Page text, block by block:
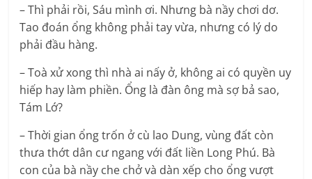
– Thì phải rồi, Sáu mình ơi. Nhưng bà nầy chơi dơ.
Tao đoán ổng không phải tay vừa, nhưng có lý do
phải đầu hàng.
– Toà xử xong thì nhà ai nấy ở, không ai có quyền uy
hiếp hay làm phiền. Ổng là đàn ông mà sợ bả sao,
Tám Lớ?
– Thời gian ổng trốn ở cù lao Dung, vùng đất còn
thưa thớt dân cư ngang với đất liền Long Phú. Bà
con của bà nầy che chở và dàn xếp cho ổng vượt